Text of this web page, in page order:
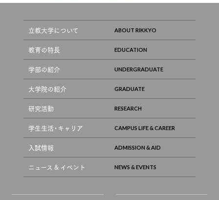
立教大学について
教育の特長
学部の紹介
大学院の紹介
研究活動
学生生活・キャリア
入試情報
ニュース & イベント